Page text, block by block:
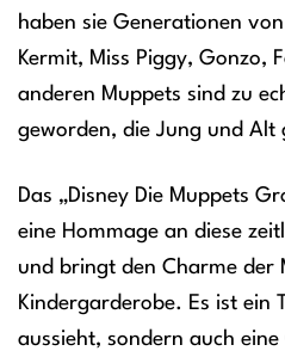
haben sie Generationen
Kermit, Miss Piggy, Gonzo,
anderen Muppets sind zu
geworden, die Jung und Alt
Das „Disney Die Muppets
eine Hommage an diese
und bringt den Charme der
Kindergarderobe. Es ist ein
aussieht, sondern auch